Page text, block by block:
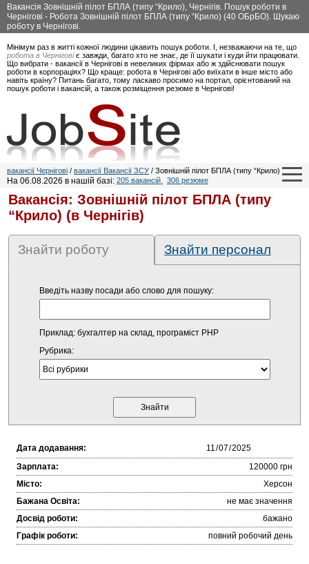
Вакансія Зовнішній пілот БПЛА (типу “Крило), Чернігів. Пошук роботи в
Чернігові - Робота Зовнішній пілот БПЛА (типу “Крило) (40 ОБрБО). Шукаю
роботу в Чернігові.
Мінімум раз в житті кожної людини цікавить пошук роботи. І, незважаючи на те, що
робота в Черніговіє завжди, багато хто не знає, де її шукати і куди йти працювати.
Що вибрати - вакансії в Чернігові в невеликих фірмах або ж здійснювати пошук
роботи в корпораціях? Що краще: робота в Чернігові або виїхати в інше місто або
навіть країну? Питань багато, тому ласкаво просимо на портал, орієнтований на
пошук роботи і вакансій, а також розміщення резюме в Чернігові!
вакансії Чернігові / вакансії Вакансії ЗСУ / Зовнішній пілот БПЛА (типу “Крило)
На 06.08.2026 в нашій базі: 205 вакансій, 306 резюме
Вакансія: Зовнішній пілот БПЛА (типу
“Крило) (в Чернігів)
Знайти роботу Знайти персонал
Введіть назву посади або слово для пошуку:
Приклад: бухгалтер на склад, програміст PHP
Рубрика:
Дата додавання:
Зарплата:
120000 грн
Місто:
Херсон
Бажана Освіта:
не має значення
Досвід роботи:
бажано
Графік роботи:
повний робочий день